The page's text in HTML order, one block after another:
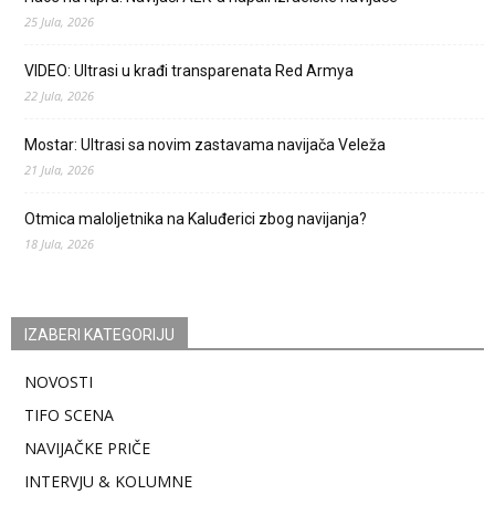
25 Jula, 2026
VIDEO: Ultrasi u krađi transparenata Red Armya
22 Jula, 2026
Mostar: Ultrasi sa novim zastavama navijača Veleža
21 Jula, 2026
Otmica maloljetnika na Kaluđerici zbog navijanja?
18 Jula, 2026
IZABERI KATEGORIJU
NOVOSTI
TIFO SCENA
NAVIJAČKE PRIČE
INTERVJU & KOLUMNE